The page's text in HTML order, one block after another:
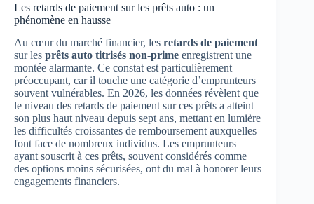
Les retards de paiement sur les prêts auto : un
phénomène en hausse
Au cœur du marché financier, les retards de paiement
sur les prêts auto titrisés non-prime enregistrent une
montée alarmante. Ce constat est particulièrement
préoccupant, car il touche une catégorie d’emprunteurs
souvent vulnérables. En 2026, les données révèlent que
le niveau des retards de paiement sur ces prêts a atteint
son plus haut niveau depuis sept ans, mettant en lumière
les difficultés croissantes de remboursement auxquelles
font face de nombreux individus. Les emprunteurs
ayant souscrit à ces prêts, souvent considérés comme
des options moins sécurisées, ont du mal à honorer leurs
engagements financiers.